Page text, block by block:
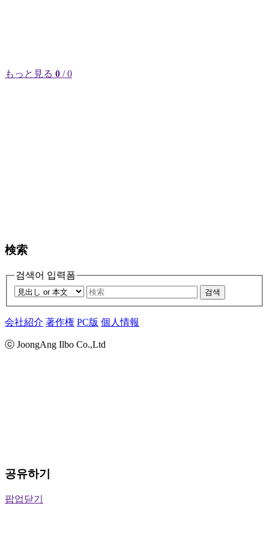
もっと見る 0 / 0
検索
검색어 입력폼
검색
会社紹介 著作権 PC版 個人情報
ⓒ JoongAng Ilbo Co.,Ltd
공유하기
팝업닫기